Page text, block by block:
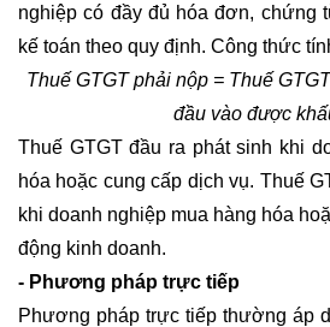
nghiệp có đầy đủ hóa đơn, chứng
kế toán theo quy định. Công thức
Thuế GTGT phải nộp = Thuế
đầu vào được
Thuế GTGT đầu ra phát sinh khi
hóa hoặc cung cấp dịch vụ. Thuế
khi doanh nghiệp mua hàng hóa
động kinh doanh.
- Phương pháp trực tiếp
Phương pháp trực tiếp thường áp